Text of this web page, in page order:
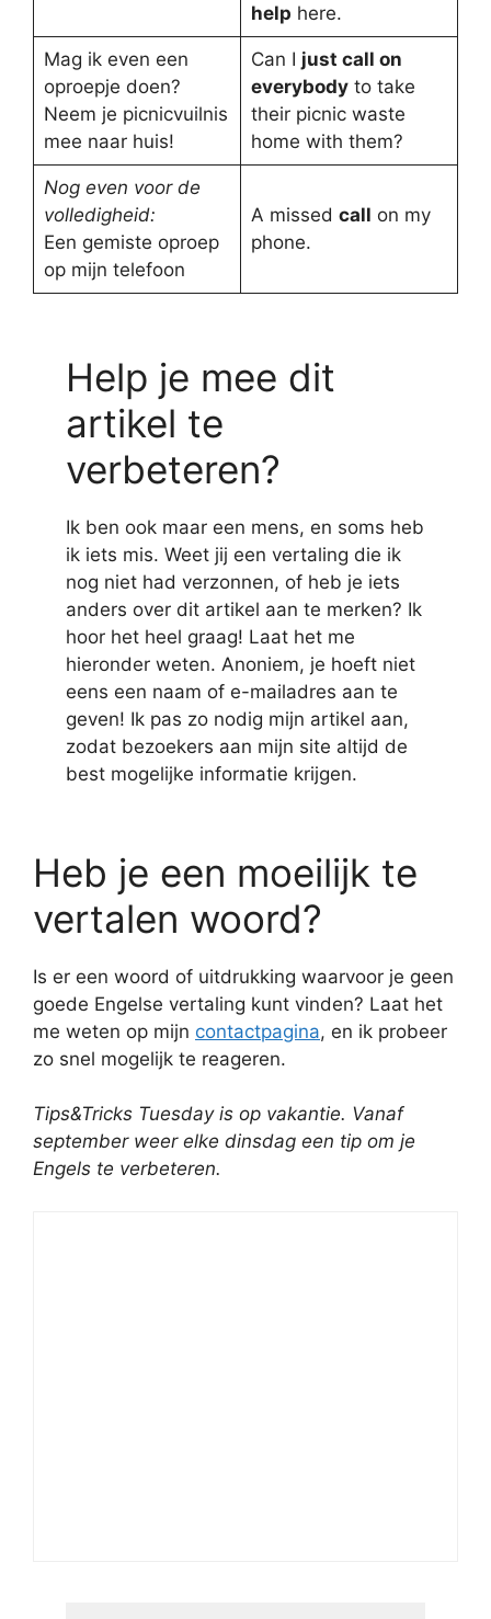
help here.
Mag ik even een
oproepje doen?
Neem je picnicvuilnis
mee naar huis!
Can I just call on
everybodyto take
their picnic waste
home with them?
Nog even voor de
volledigheid:
Een gemiste oproep
op mijn telefoon
A missed call on my
phone.
Help je mee dit
artikel te
verbeteren?
Ik ben ook maar een mens, en soms heb
ik iets mis. Weet jij een vertaling die ik
nog niet had verzonnen, of heb je iets
anders over dit artikel aan te merken? Ik
hoor het heel graag! Laat het me
hieronder weten. Anoniem, je hoeft niet
eens een naam of e-mailadres aan te
geven! Ik pas zo nodig mijn artikel aan,
zodat bezoekers aan mijn site altijd de
best mogelijke informatie krijgen.
Heb je een moeilijk te
vertalen woord?
Is er een woord of uitdrukking waarvoor je geen
goede Engelse vertaling kunt vinden? Laat het
me weten op mijn contactpagina, en ik probeer
zo snel mogelijk te reageren.
Tips&Tricks Tuesday is op vakantie. Vanaf
september weer elke dinsdag een tip om je
Engels te verbeteren.